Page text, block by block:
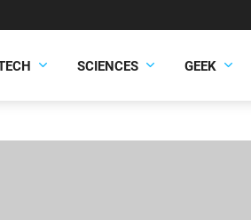
SCIENCES GEEK